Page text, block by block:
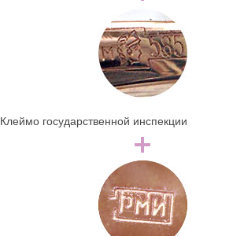
Клеймо государственной инспекции